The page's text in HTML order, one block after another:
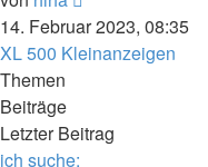
Beitrag
14. Februar 2023, 08:35
XL 500 Kleinanzeigen
Themen
Beiträge
Letzter Beitrag
ich suche: